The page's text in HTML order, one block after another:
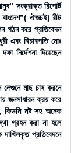
সংক্রাক্ত রিপোর্ট
বাংদেশ”( ঐজচই) রীট
গঠন করে প্রতিবেদন
এবং বিচারপতি মোঃ
দিয়েছেন
মাছ চাষ করনে
জনসাধারন ক্রয় করে
কিডনি নষ্ট সহ অনেক
গ্রহন করা না হলে
প্রতিবেদনে